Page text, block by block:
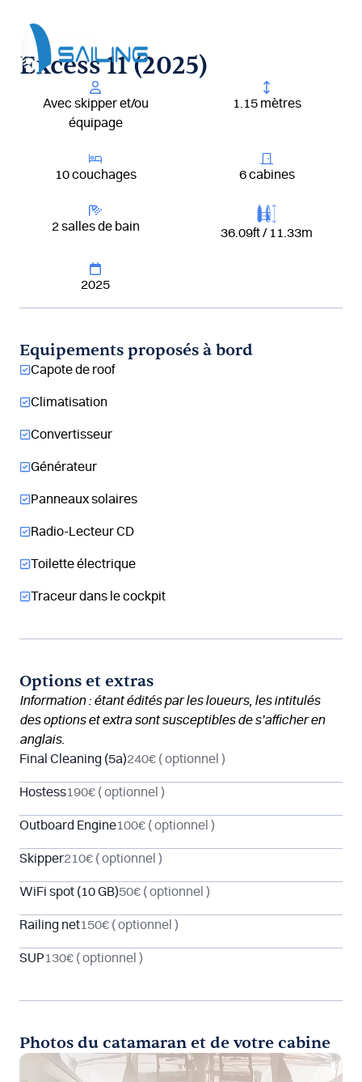
contenu
Excess 11 (2025)
Avec skipper et/ou
équipage
1.15 mètres
10 couchages 6 cabines
2 salles de bain 36.09ft / 11.33m
2025
Equipements proposés à bord
Capote de roof
Climatisation
Convertisseur
Générateur
Panneaux solaires
Radio-Lecteur CD
Toilette électrique
Traceur dans le cockpit
Options et extras
Information : étant édités par les loueurs, les intitulés
des options et extra sont susceptibles de s’afficher en
anglais.
Final Cleaning (5a)240€ ( optionnel )
Hostess190€ ( optionnel )
Outboard Engine100€ ( optionnel )
Skipper210€ ( optionnel )
WiFi spot (10 GB)50€ ( optionnel )
Railing net150€ ( optionnel )
SUP130€ ( optionnel )
Photos du catamaran et de votre cabine